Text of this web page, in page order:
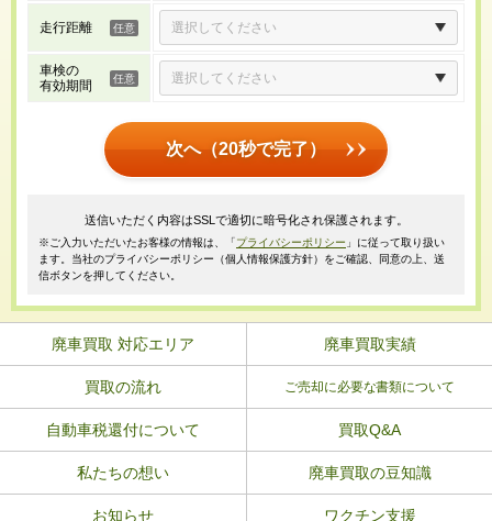
走行距離
車検の
有効期間
次へ（20秒で完了）
送信いただく内容はSSLで適切に暗号化され保護されます。
※ご入力いただいたお客様の情報は、「 プライバシーポリシー 」に従って取り扱い
ます。当社のプライバシーポリシー（個人情報保護方針）をご確認、同意の上、送
信ボタンを押してください。
廃車買取 対応エリア 廃車買取実績
買取の流れ ご売却に必要な書類について
自動車税還付について 買取Q&A
私たちの想い 廃車買取の豆知識
お知らせ ワクチン支援